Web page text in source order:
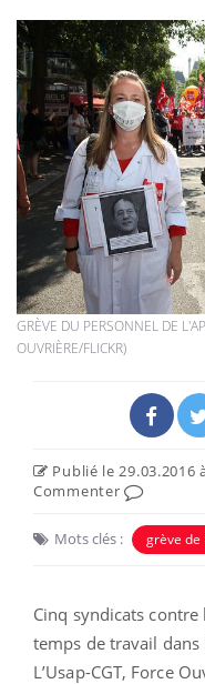
GRÈVE DU PERSONNEL DE
OUVRIÈRE/FLICKR)
Publié le 29.03.2016
Commenter
Mots clés : grève de
Cinq syndicats
temps de travail
L’Usap-CGT, Force